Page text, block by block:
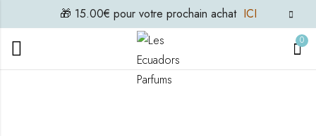
🎁 15.00€ pour votre prochain achat ICI
0